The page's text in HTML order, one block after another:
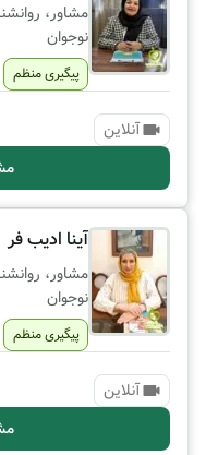
مشاور،
نوجوان
پیگیری منظم
آنلاین
آینا ادیب فر
مشاور،
نوجوان
پیگیری منظم
آنلاین